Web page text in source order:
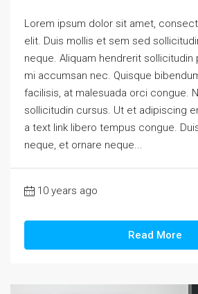
Lorem ipsum dolor sit amet,
elit. Duis mollis et sem sed
neque. Aliquam hendrerit sollicitudin
mi accumsan nec. Quisque
facilisis, at malesuada orci congue.
sollicitudin cursus. Ut et adipiscing
a text link libero tempus congue.
neque, et ornare neque...
10 years ago
Read More